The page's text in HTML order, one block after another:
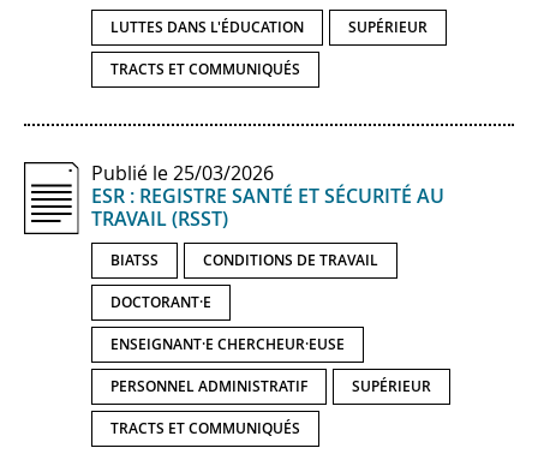
LUTTES DANS L'ÉDUCATION SUPÉRIEUR
TRACTS ET COMMUNIQUÉS
Publié le 25/03/2026
ESR : REGISTRE SANTÉ ET SÉCURITÉ AU
TRAVAIL (RSST)
BIATSS CONDITIONS DE TRAVAIL
DOCTORANT·E
ENSEIGNANT·E CHERCHEUR·EUSE
PERSONNEL ADMINISTRATIF SUPÉRIEUR
TRACTS ET COMMUNIQUÉS